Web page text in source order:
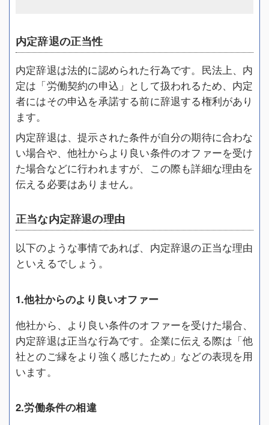
内定辞退の正当性
内定辞退は法的に認められた行為です。民法上、内
定は「労働契約の申込」として扱われるため、内定
者にはその申込を承諾する前に辞退する権利があり
ます。
内定辞退は、提示された条件が自分の期待に合わな
い場合や、他社からより良い条件のオファーを受け
た場合などに行われますが、この際も詳細な理由を
伝える必要はありません。
正当な内定辞退の理由
以下のような事情であれば、内定辞退の正当な理由
といえるでしょう。
1.他社からのより良いオファー
他社から、より良い条件のオファーを受けた場合、
内定辞退は正当な行為です。企業に伝える際は「他
社とのご縁をより強く感じたため」などの表現を用
います。
2.労働条件の相違